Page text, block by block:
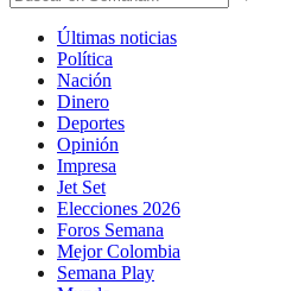
Últimas noticias
Política
Nación
Dinero
Deportes
Opinión
Impresa
Jet Set
Elecciones 2026
Foros Semana
Mejor Colombia
Semana Play